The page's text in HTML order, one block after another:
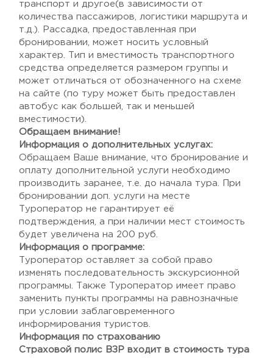
транспорт и другое(в зависимости от
количества пассажиров, логистики маршрута и
т.д.). Рассадка, предоставленная при
бронировании, может носить условный
характер. Тип и вместимость транспортного
средства определяется размером группы и
может отличаться от обозначенного на схеме
на сайте (по туру может быть предоставлен
автобус как большей, так и меньшей
вместимости).
Обращаем внимание!
Информация о дополнительных услугах:
Обращаем Ваше внимание, что бронирование и
оплату дополнительной услуги необходимо
производить заранее, т.е. до начала тура. При
бронировании доп. услуги на месте
Туроператор не гарантирует её
подтверждения, а при наличии мест стоимость
будет увеличена на 200 руб.
Информация о программе:
Туроператор оставляет за собой право
изменять последовательность экскурсионной
программы. Также Туроператор имеет право
заменить пункты программы на равнозначные
при условии заблаговременного
информирования туристов.
Информация по страхованию
Страховой полис ВЗР входит в стоимость тура